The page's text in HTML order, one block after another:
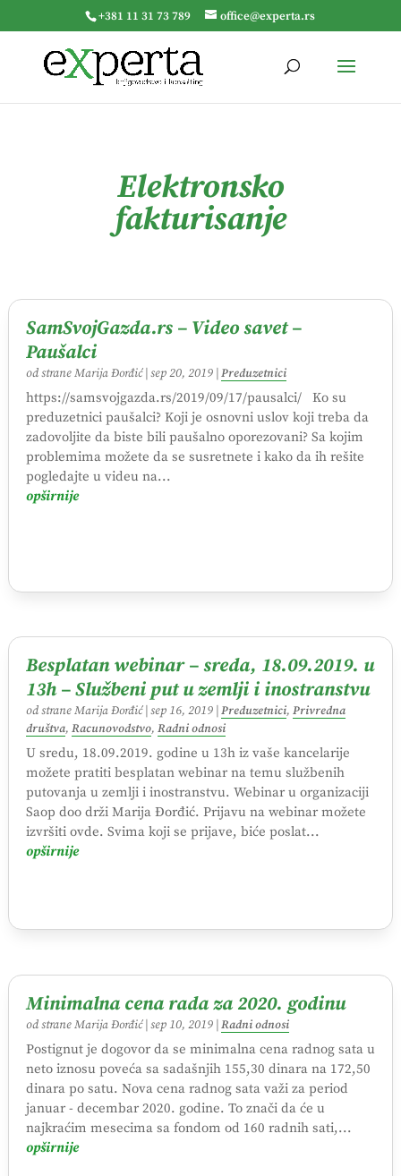
+381 11 31 73 789 office@experta.rs
Elektronsko
fakturisanje
SamSvojGazda.rs – Video savet –
Paušalci
od straneMarija Đorđić| sep 20, 2019| Preduzetnici
https://samsvojgazda.rs/2019/09/17/pausalci/ Ko su
preduzetnici paušalci? Koji je osnovni uslov koji treba da
zadovoljite da biste bili paušalno oporezovani? Sa kojim
problemima možete da se susretnete i kako da ih rešite
pogledajte u videu na...
opširnije
Besplatan webinar – sreda, 18.09.2019. u
13h – Službeni put u zemlji i inostranstvu
od straneMarija Đorđić| sep 16, 2019| Preduzetnici, Privredna
društva, Racunovodstvo, Radni odnosi
U sredu, 18.09.2019. godine u 13h iz vaše kancelarije
možete pratiti besplatan webinar na temu službenih
putovanja u zemlji i inostranstvu. Webinar u organizaciji
Saop doo drži Marija Đorđić. Prijavu na webinar možete
izvršiti ovde. Svima koji se prijave, biće poslat...
opširnije
Minimalna cena rada za 2020. godinu
od straneMarija Đorđić| sep 10, 2019| Radni odnosi
Postignut je dogovor da se minimalna cena radnog sata u
neto iznosu poveća sa sadašnjih 155,30 dinara na 172,50
dinara po satu. Nova cena radnog sata važi za period
januar - decembar 2020. godine. To znači da će u
najkraćim mesecima sa fondom od 160 radnih sati,...
opširnije